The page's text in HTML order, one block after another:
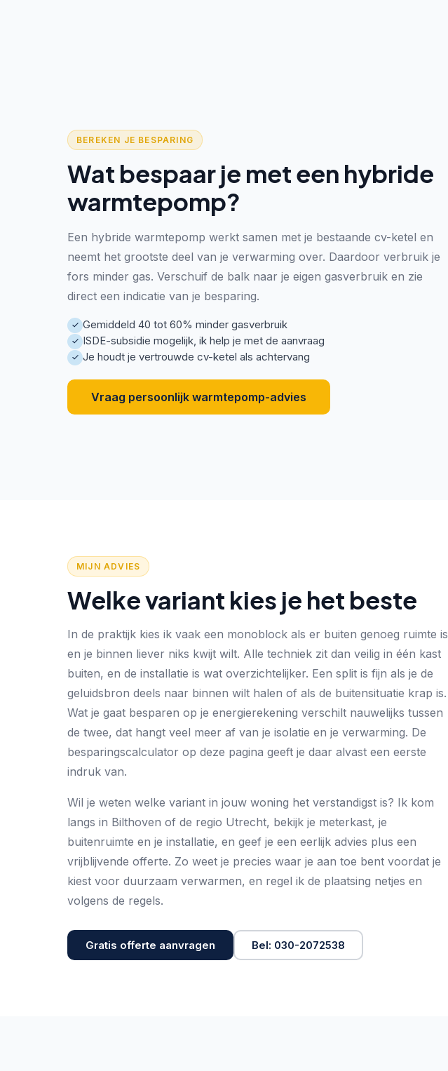
BEREKEN JE BESPARING
Wat bespaar je met een hybride
warmtepomp?
Een hybride warmtepomp werkt samen met je bestaande cv-ketel en
neemt het grootste deel van je verwarming over. Daardoor verbruik je
fors minder gas. Verschuif de balk naar je eigen gasverbruik en zie
direct een indicatie van je besparing.
Gemiddeld 40 tot 60% minder gasverbruik
ISDE-subsidie mogelijk, ik help je met de aanvraag
Je houdt je vertrouwde cv-ketel als achtervang
Vraag persoonlijk warmtepomp-advies
MIJN ADVIES
Welke variant kies je het beste
In de praktijk kies ik vaak een monoblock als er buiten genoeg ruimte is
en je binnen liever niks kwijt wilt. Alle techniek zit dan veilig in één kast
buiten, en de installatie is wat overzichtelijker. Een split is fijn als je de
geluidsbron deels naar binnen wilt halen of als de buitensituatie krap is.
Wat je gaat besparen op je energierekening verschilt nauwelijks tussen
de twee, dat hangt veel meer af van je isolatie en je verwarming. De
besparingscalculator op deze pagina geeft je daar alvast een eerste
indruk van.
Wil je weten welke variant in jouw woning het verstandigst is? Ik kom
langs in Bilthoven of de regio Utrecht, bekijk je meterkast, je
buitenruimte en je installatie, en geef je een eerlijk advies plus een
vrijblijvende offerte. Zo weet je precies waar je aan toe bent voordat je
kiest voor duurzaam verwarmen, en regel ik de plaatsing netjes en
volgens de regels.
Gratis offerte aanvragen Bel: 030-2072538